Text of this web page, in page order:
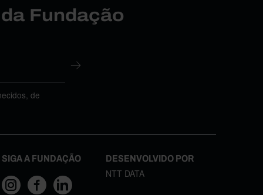
Fundação
de
SIGA A FUNDAÇÃO DESENVOLVIDO POR
NTT DATA